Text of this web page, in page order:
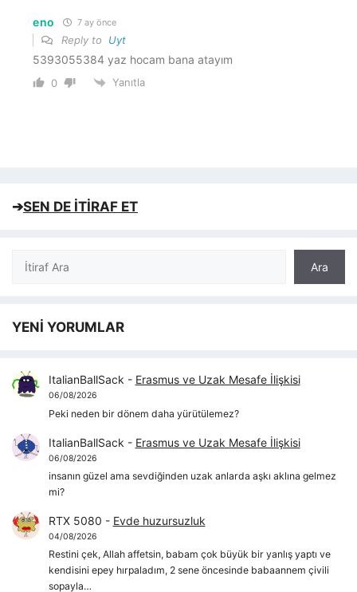
eno 7 ay önce
Reply to Uyt
5393055384 yaz hocam bana atayım
0 Yanıtla
➔SEN DE İTİRAF ET
Ara
Ara
YENİ YORUMLAR
ItalianBallSack - Erasmus ve Uzak Mesafe İlişkisi
06/08/2026
Peki neden bir dönem daha yürütülemez?
ItalianBallSack - Erasmus ve Uzak Mesafe İlişkisi
06/08/2026
insanın güzel ama sevdiğinden uzak anlarda aşkı aklına gelmez
mi?
RTX 5080 - Evde huzursuzluk
04/08/2026
Restini çek, Allah affetsin, babam çok büyük bir yanlış yaptı ve
kendisini epey hırpaladım, 2 sene öncesinde babaannem çivili
sopayla…